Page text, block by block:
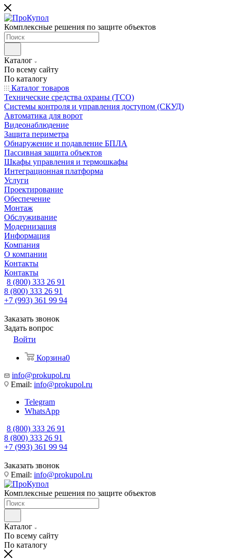
Комплексные решения по защите объектов
Каталог
По всему сайту
По каталогу
Каталог товаров
Технические средства охраны (ТСО)
Системы контроля и управления доступом (СКУД)
Автоматика для ворот
Видеонаблюдение
Защита периметра
Обнаружение и подавление БПЛА
Пассивная защита объектов
Шкафы управления и термошкафы
Интеграционная платформа
Услуги
Проектирование
Обеспечение
Монтаж
Обслуживание
Модернизация
Информация
Компания
О компании
Контакты
Контакты
8 (800) 333 26 91
8 (800) 333 26 91
+7 (993) 361 99 94
Заказать звонок
Задать вопрос
Войти
Корзина0
info@prokupol.ru
Email: info@prokupol.ru
Telegram
WhatsApp
8 (800) 333 26 91
8 (800) 333 26 91
+7 (993) 361 99 94
Заказать звонок
Email: info@prokupol.ru
Комплексные решения по защите объектов
Каталог
По всему сайту
По каталогу